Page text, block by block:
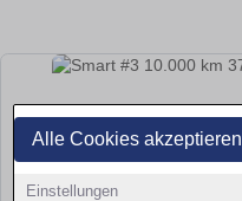
Alle Cookies akzeptieren
Einstellungen